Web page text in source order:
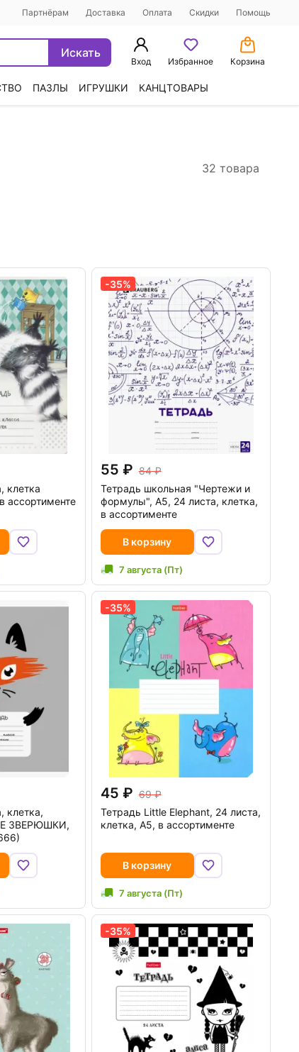
Партнёрам Доставка Оплата Скидки Помощь
Искать
Вход Избранное Корзина
ПАЗЛЫ ИГРУШКИ КАНЦТОВАРЫ
32 товара
клетка
ассортименте
-35%
55
84
Тетрадь школьная "Чертежи и
формулы", А5, 24 листа, клетка,
в ассортименте
В корзину
7 августа (Пт)
клетка,
ЗВЕРЮШКИ,
-35%
45
69
Тетрадь Little Elephant, 24 листа,
клетка, А5, в ассортименте
В корзину
7 августа (Пт)
-35%